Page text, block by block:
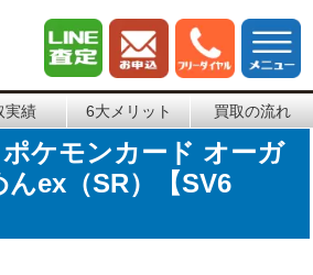
実績 6大メリット 買取の流れ
ポケモンカード オーガ
ex（SR）【SV6